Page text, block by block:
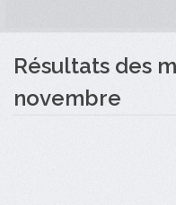
Résultats des
novembre